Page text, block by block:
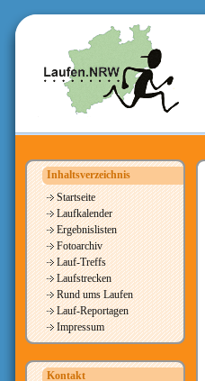
Inhaltsverzeichnis
Startseite
Laufkalender
Ergebnislisten
Fotoarchiv
Lauf-Treffs
Laufstrecken
Rund ums Laufen
Lauf-Reportagen
Impressum
Kontakt